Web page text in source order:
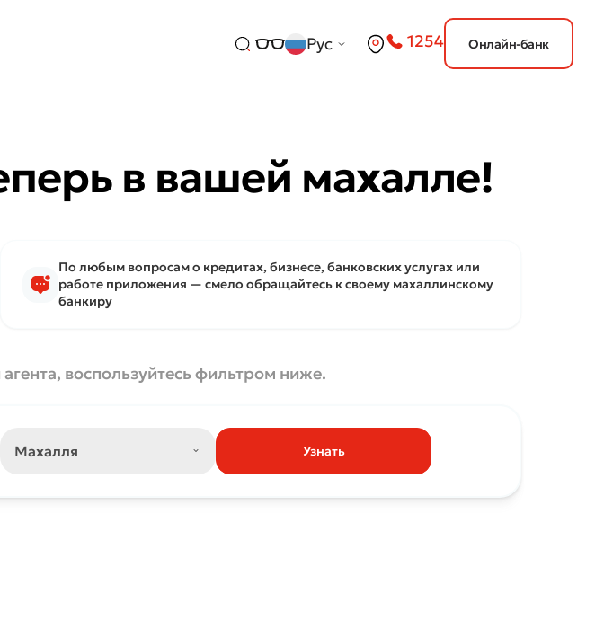
Рус 1254 Онлайн-банк
в вашей махалле!
По любым вопросам о кредитах, бизнесе, банковских услугах или
работе приложения — смело обращайтесь к своему махаллинскому
банкиру
воспользуйтесь фильтром ниже.
Узнать